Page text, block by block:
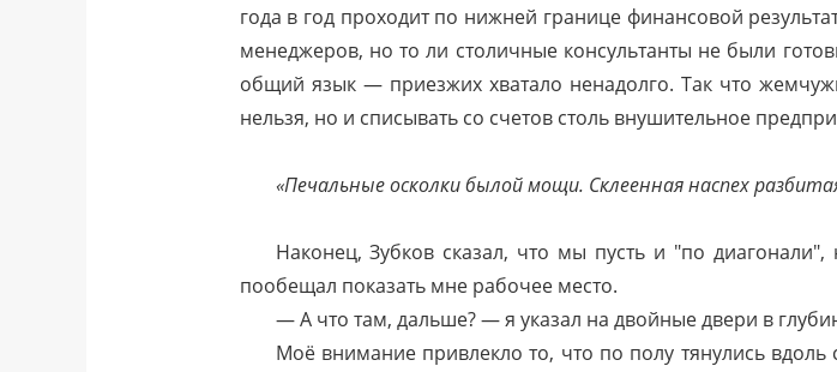
года в год проходит по нижней границе финансовой
менеджеров, но то ли столичные консультанты не были
общий язык — приезжих хватало ненадолго. Так что
нельзя, но и списывать со счетов столь внушительное
«Печальные осколки былой мощи. Склеенная наспех
Наконец, Зубков сказал, что мы пусть и "по
пообещал показать мне рабочее место.
— А что там, дальше? — я указал на двойные двери в
Моё внимание привлекло то, что по полу тянулись